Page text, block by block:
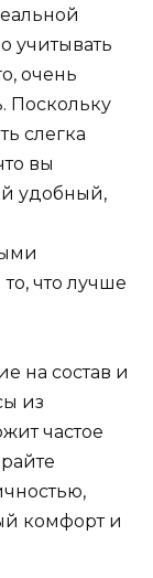
учитывать
очень
Поскольку
слегка
вы
удобный,
что лучше
на состав и
из
частое
комфорт и